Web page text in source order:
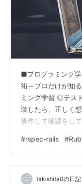
■プログラミング
術～プロだけが知
ミング学習 ◎テス
装したら、正しく
操作して確認をし
いて、そのコード
ード」と呼ばれる
Railsのテストコー
なぜ、テストコー
#rspec-rails #
takishita0の日記